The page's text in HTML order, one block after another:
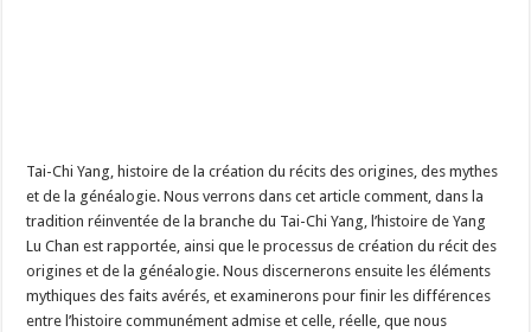
Tai-Chi Yang, histoire de la création du récits des origines, des mythes
et de la généalogie. Nous verrons dans cet article comment, dans la
tradition réinventée de la branche du Tai-Chi Yang, l’histoire de Yang
Lu Chan est rapportée, ainsi que le processus de création du récit des
origines et de la généalogie. Nous discernerons ensuite les éléments
mythiques des faits avérés, et examinerons pour finir les différences
entre l’histoire communément admise et celle, réelle, que nous